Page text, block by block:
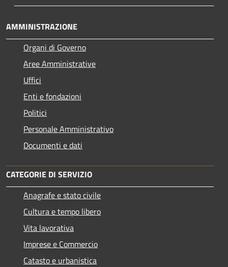
AMMINISTRAZIONE
Organi di Governo
Aree Amministrative
Uffici
Enti e fondazioni
Politici
Personale Amministrativo
Documenti e dati
CATEGORIE DI SERVIZIO
Anagrafe e stato civile
Cultura e tempo libero
Vita lavorativa
Imprese e Commercio
Catasto e urbanistica